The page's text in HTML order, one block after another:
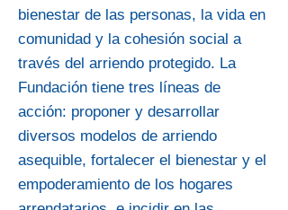
bienestar de las personas, la vida en
comunidad y la cohesión social a
través del arriendo protegido. La
Fundación tiene tres líneas de
acción: proponer y desarrollar
diversos modelos de arriendo
asequible, fortalecer el bienestar y el
empoderamiento de los hogares